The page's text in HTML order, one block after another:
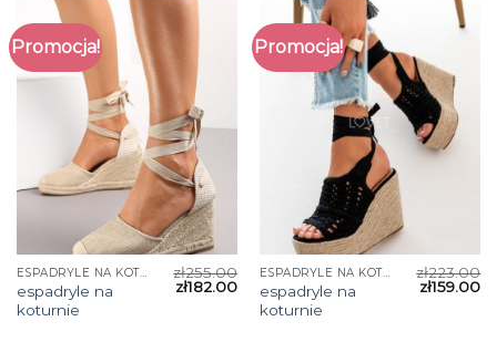
Promocja!
ESPADRYLE NA KOTURNIE
espadryle na
koturnie
zł255.00
zł182.00
Promocja!
ESPADRYLE NA KOTURNIE
espadryle na
koturnie
zł223.00
zł159.00